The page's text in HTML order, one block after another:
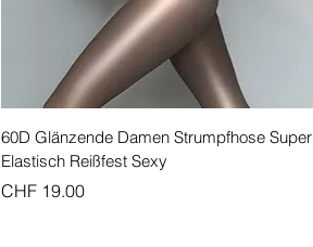
Schnellansicht
60D Glänzende Damen Strumpfhose Super
Elastisch Reißfest Sexy
Preis
CHF 19.00